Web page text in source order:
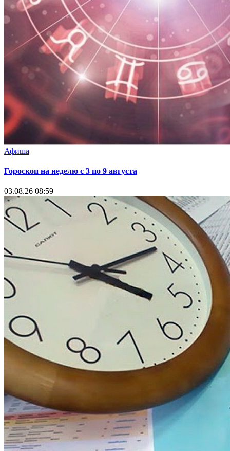
Афиша
Гороскоп на неделю с 3 по 9 августа
03.08.26 08:59